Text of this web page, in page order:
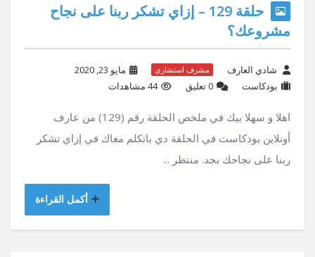
حلقة 129 – إزاي تشكر ربنا على نجاح
مشروعك؟
شادي العارف مشرف استشاري
مايو 23, 2020
بودكاست
‫0 تعليق 44 مشاهدات
اهلا و سهلا بيك في ملخص الحلقة رقم (129) من عارف
أونلاين بودكاست في الحلقة دي باتكلم معاك في إزاي تشكر
ربنا على نجاحك بجد. منتظر ...
أكمل القراءة